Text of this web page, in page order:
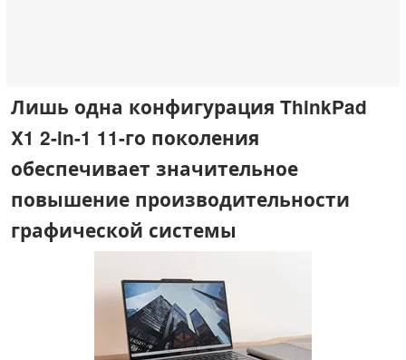
Лишь одна конфигурация ThinkPad
X1 2-in-1 11-го поколения
обеспечивает значительное
повышение производительности
графической системы